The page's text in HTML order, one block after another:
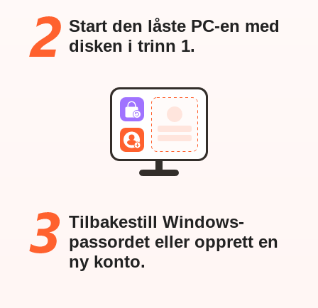
Start den låste PC-en med
disken i trinn 1.
Tilbakestill Windows-
passordet eller opprett en
ny konto.